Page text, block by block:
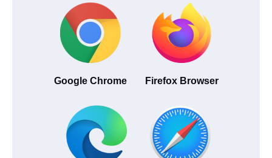
Google Chrome Firefox Browser